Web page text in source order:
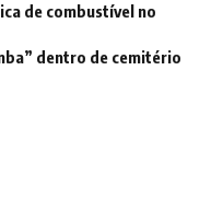
de combustível no
dentro de cemitério